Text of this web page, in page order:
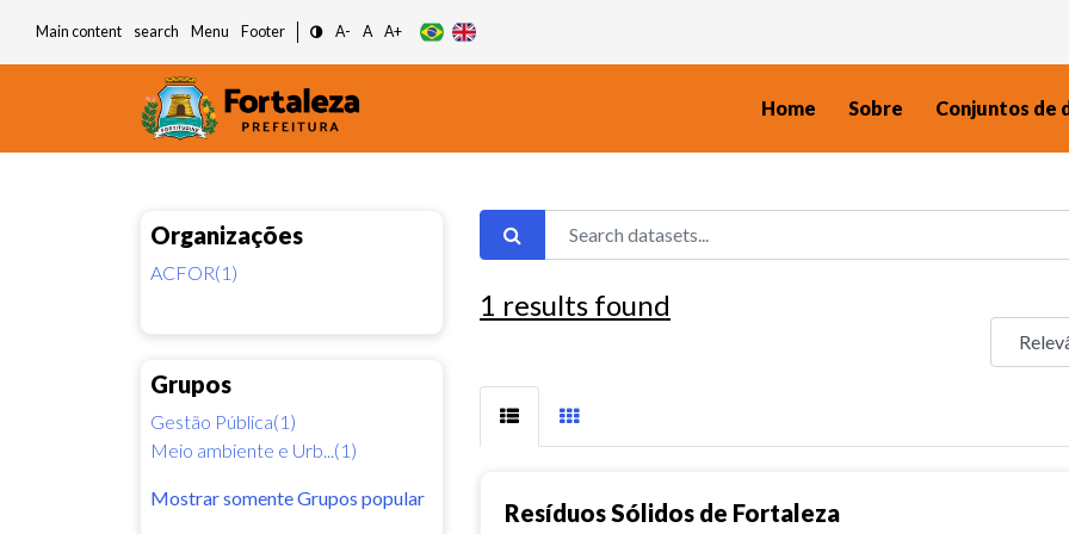
Main content search Menu Footer A- A A+
Home Sobre Conjuntos de
Organizações
ACFOR(1)
Grupos
Gestão Pública(1)
Meio ambiente e Urb...(1)
Mostrar somente Grupos popular
1 results found
Resíduos Sólidos de Fortaleza